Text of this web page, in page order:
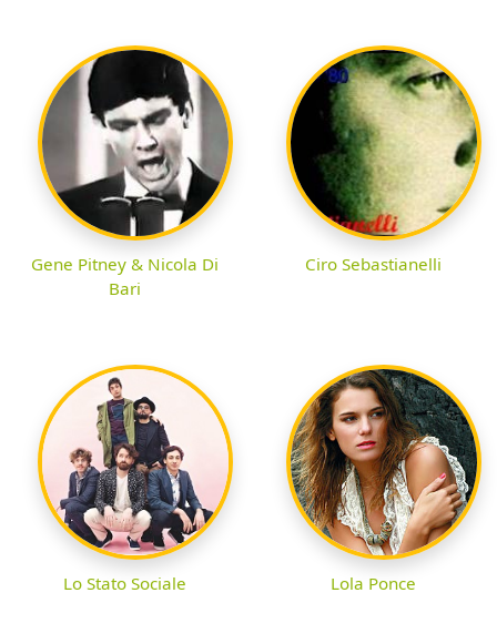
Gene Pitney & Nicola Di
Bari
Ciro Sebastianelli
Lo Stato Sociale Lola Ponce